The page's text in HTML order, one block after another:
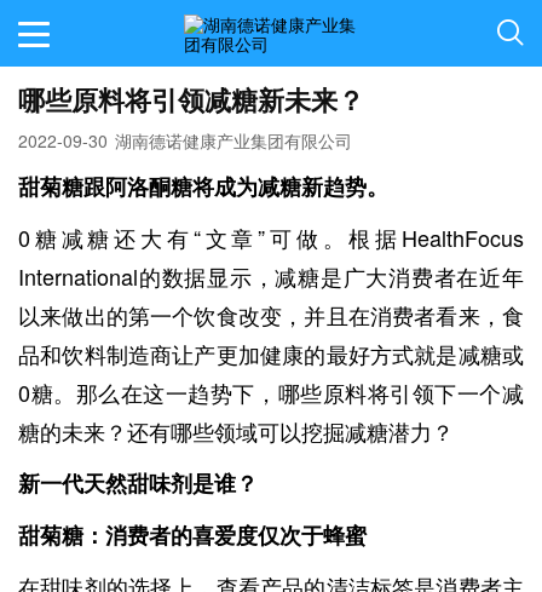
哪些原料将引领减糖新未来？
2022-09-30 湖南德诺健康产业集团有限公司
甜菊糖跟阿洛酮糖将成为减糖新趋势。
0糖减糖还大有“文章”可做。根据HealthFocus
International的数据显示，减糖是广大消费者在近年
以来做出的第一个饮食改变，并且在消费者看来，食
品和饮料制造商让产更加健康的最好方式就是减糖或
0糖。那么在这一趋势下，哪些原料将引领下一个减
糖的未来？还有哪些领域可以挖掘减糖潜力？
新一代天然甜味剂是谁？
甜菊糖：消费者的喜爱度仅次于蜂蜜